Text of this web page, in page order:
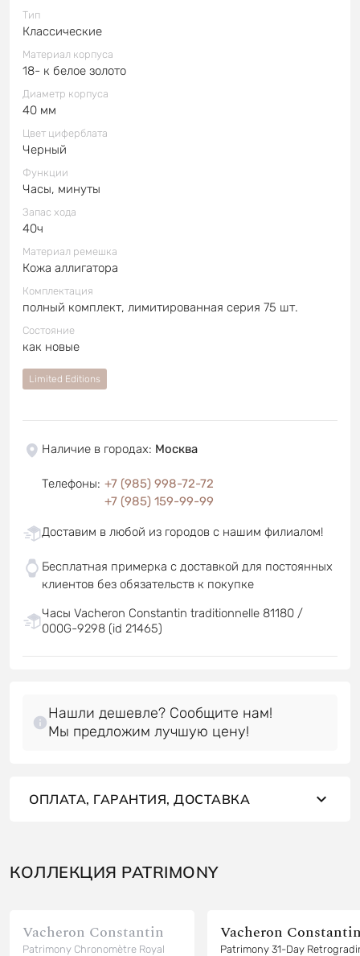
Тип
Классические
Материал корпуса
18- к белое золото
Диаметр корпуса
40 мм
Цвет циферблата
Черный
Функции
Часы, минуты
Запас хода
40ч
Материал ремешка
Кожа аллигатора
Комплектация
полный комплект, лимитированная серия 75 шт.
Состояние
как новые
Limited Editions
Наличие в городах: Москва
Телефоны: +7 (985) 998-72-72
+7 (985) 159-99-99
Доставим в любой из городов с нашим филиалом!
Бесплатная примерка с доставкой для постоянных
клиентов без обязательств к покупке
Часы Vacheron Constantin traditionnelle 81180 /
000G-9298 (id 21465)
Нашли дешевле? Сообщите нам!
Мы предложим лучшую цену!
ОПЛАТА, ГАРАНТИЯ, ДОСТАВКА
КОЛЛЕКЦИЯ PATRIMONY
Vacheron Constantin
Patrimony Chronomètre Royal
Vacheron
Patrimony 31-Day